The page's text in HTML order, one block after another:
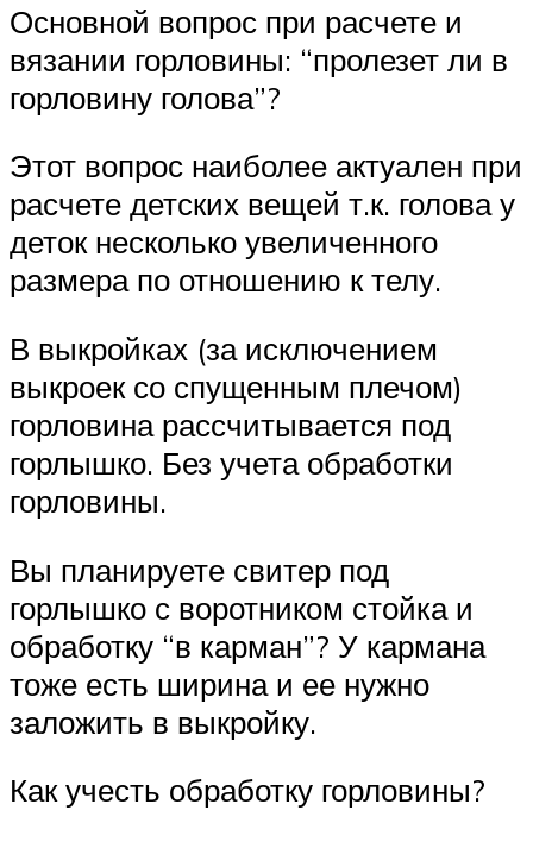
Основной вопрос при расчете и
вязании горловины: “пролезет ли в
горловину голова”?
Этот вопрос наиболее актуален при
расчете детских вещей т.к. голова у
деток несколько увеличенного
размера по отношению к телу.
В выкройках (за исключением
выкроек со спущенным плечом)
горловина рассчитывается под
горлышко. Без учета обработки
горловины.
Вы планируете свитер под
горлышко с воротником стойка и
обработку “в карман”? У кармана
тоже есть ширина и ее нужно
заложить в выкройку.
Как учесть обработку горловины?